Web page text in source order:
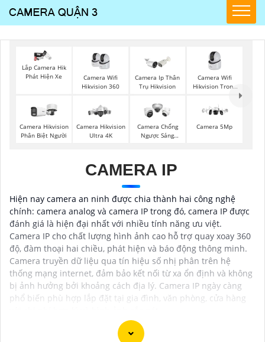
Lắp Camera Hik
Phát Hiện Xe
Camera Wifi
Hikvision 360
Camera Ip Thân
Trụ Hikvision
Camera Wifi
Hikvision Trong
Camera Hikvision
Phân Biệt Người
Camera Hikvision
Ultra 4K
Camera Chống
Ngược Sáng
Camera 5Mp
CAMERA IP
Hiện nay camera an ninh được chia thành hai công nghệ
chính: camera analog và camera IP trong đó, camera IP được
đánh giá là hiện đại nhất với nhiều tính năng ưu việt.
Camera IP cho chất lượng hình ảnh cao hỗ trợ quay xoay 360
độ, đàm thoại hai chiều, phát hiện và báo động thông minh.
Camera truyền dữ liệu qua tín hiệu số nhị phân trên hệ
thống mạng internet, đảm bảo kết nối từ xa ổn định và không
bị ảnh hưởng bởi khoảng cách địa lý. Camera IP ngày càng
phổ biến phù hợp lắp đặt tại gia đình, văn phòng, cửa hàng